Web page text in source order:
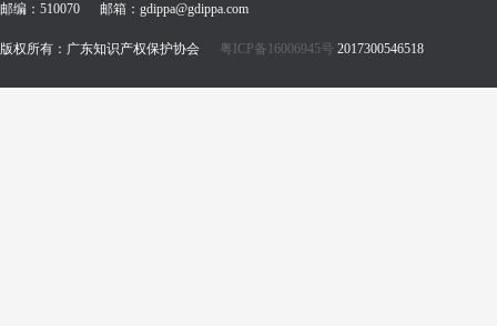
邮编：510070 邮箱：gdippa@gdippa.com
版权所有：广东知识产权保护协会 粤ICP备16006945号 2017300546518